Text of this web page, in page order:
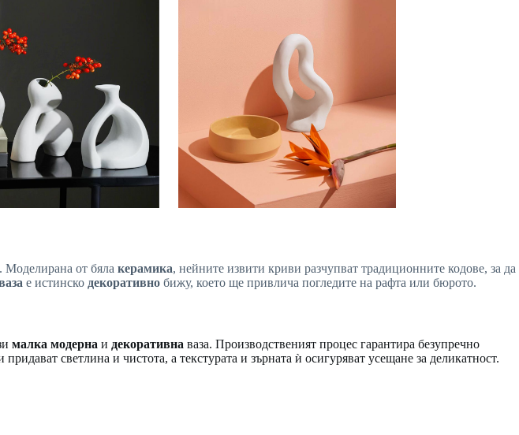
Моделирана от бяла керамика, нейните извити криви разчупват традиционните кодове, за да
е истинско декоративно бижу, което ще привлича погледите на рафта или бюрото.
малка модерна и декоративна ваза. Производственият процес гарантира безупречно
светлина и чистота, а текстурата и зърната ѝ осигуряват усещане за деликатност.